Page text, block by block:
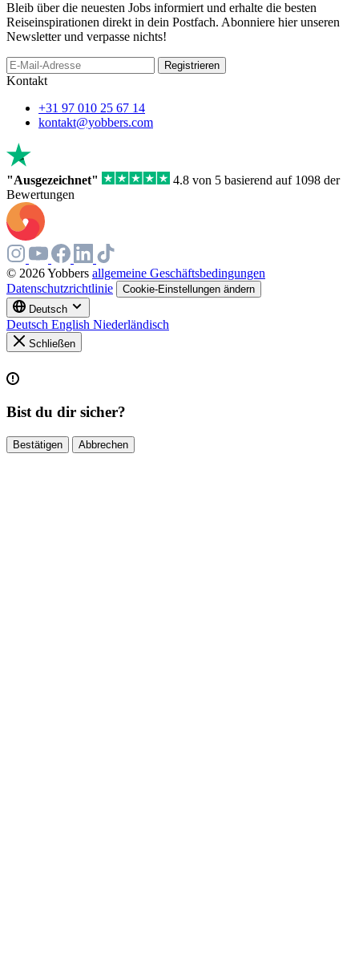
Bleib über die neuesten Jobs informiert und erhalte die besten
Reiseinspirationen direkt in dein Postfach. Abonniere hier unseren
Newsletter und verpasse nichts!
Registrieren
Kontakt
+31 97 010 25 67 14
kontakt@yobbers.com
"Ausgezeichnet"
4.8 von 5 basierend auf 1098 der
Bewertungen
© 2026 Yobbers allgemeine Geschäftsbedingungen
Datenschutzrichtlinie
Cookie-Einstellungen ändern
Deutsch
Deutsch English Niederländisch
Schließen
Bist du dir sicher?
Bestätigen Abbrechen